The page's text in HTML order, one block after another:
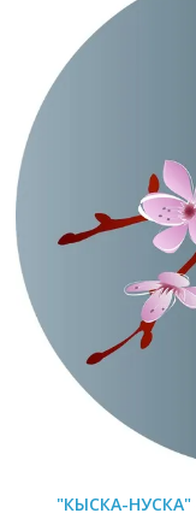
"КЫСКА-НУСКА"